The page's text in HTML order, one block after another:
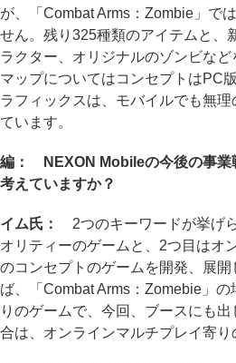
が、「Combat Arms：Zombie」で
せん。残り325種類のアイテムと、
ラクター、オリジナルのゾンビなど
マップについてはコンセプトはPC
ラフィックスは、モバイルでも無
ています。
編： NEXON Mobileの今後の事業
考えていますか？
イム氏：
2つのキーワードが挙げ
オリティーのゲームと、2つ目はオ
のコンセプトのゲームを開発、展開
ば、「Combat Arms：Zomebie」
りのゲームで、今回、ブースにも
合は、オンラインマルチプレイ寄り